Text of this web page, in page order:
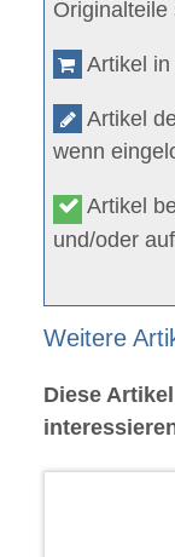
Originalteile
Artikel
Artikel
wenn
Artikel
und/oder
Weitere
Diese